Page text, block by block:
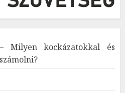
Milyen kockázatokkal és